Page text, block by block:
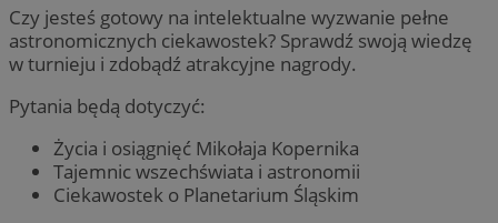
Czy jesteś gotowy na intelektualne wyzwanie pełne
astronomicznych ciekawostek? Sprawdź swoją wiedzę
w turnieju i zdobądź atrakcyjne nagrody.
Pytania będą dotyczyć:
Życia i osiągnięć Mikołaja Kopernika
Tajemnic wszechświata i astronomii
Ciekawostek o Planetarium Śląskim